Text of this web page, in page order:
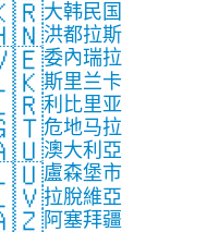
大韩民国
洪都拉斯
委內瑞拉
斯里兰卡
利比里亚
危地马拉
澳大利亞
盧森堡市
拉脫維亞
阿塞拜疆